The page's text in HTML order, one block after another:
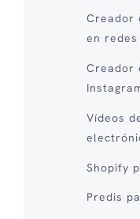
Creador
en
Creador
Vídeos
Shopify
Predis